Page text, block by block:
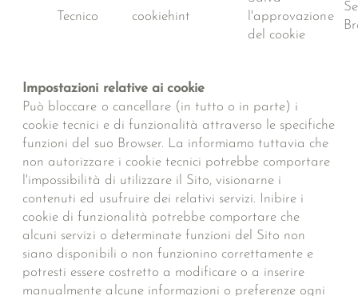
Tecnico cookiehint
l'approvazione
del cookie
Impostazioni relative ai cookie
Può bloccare o cancellare (in tutto o in parte) i
cookie tecnici e di funzionalità attraverso le specifiche
funzioni del suo Browser. La informiamo tuttavia che
non autorizzare i cookie tecnici potrebbe comportare
l'impossibilità di utilizzare il Sito, visionarne i
contenuti ed usufruire dei relativi servizi. Inibire i
cookie di funzionalità potrebbe comportare che
alcuni servizi o determinate funzioni del Sito non
siano disponibili o non funzionino correttamente e
potresti essere costretto a modificare o a inserire
manualmente alcune informazioni o preferenze ogni